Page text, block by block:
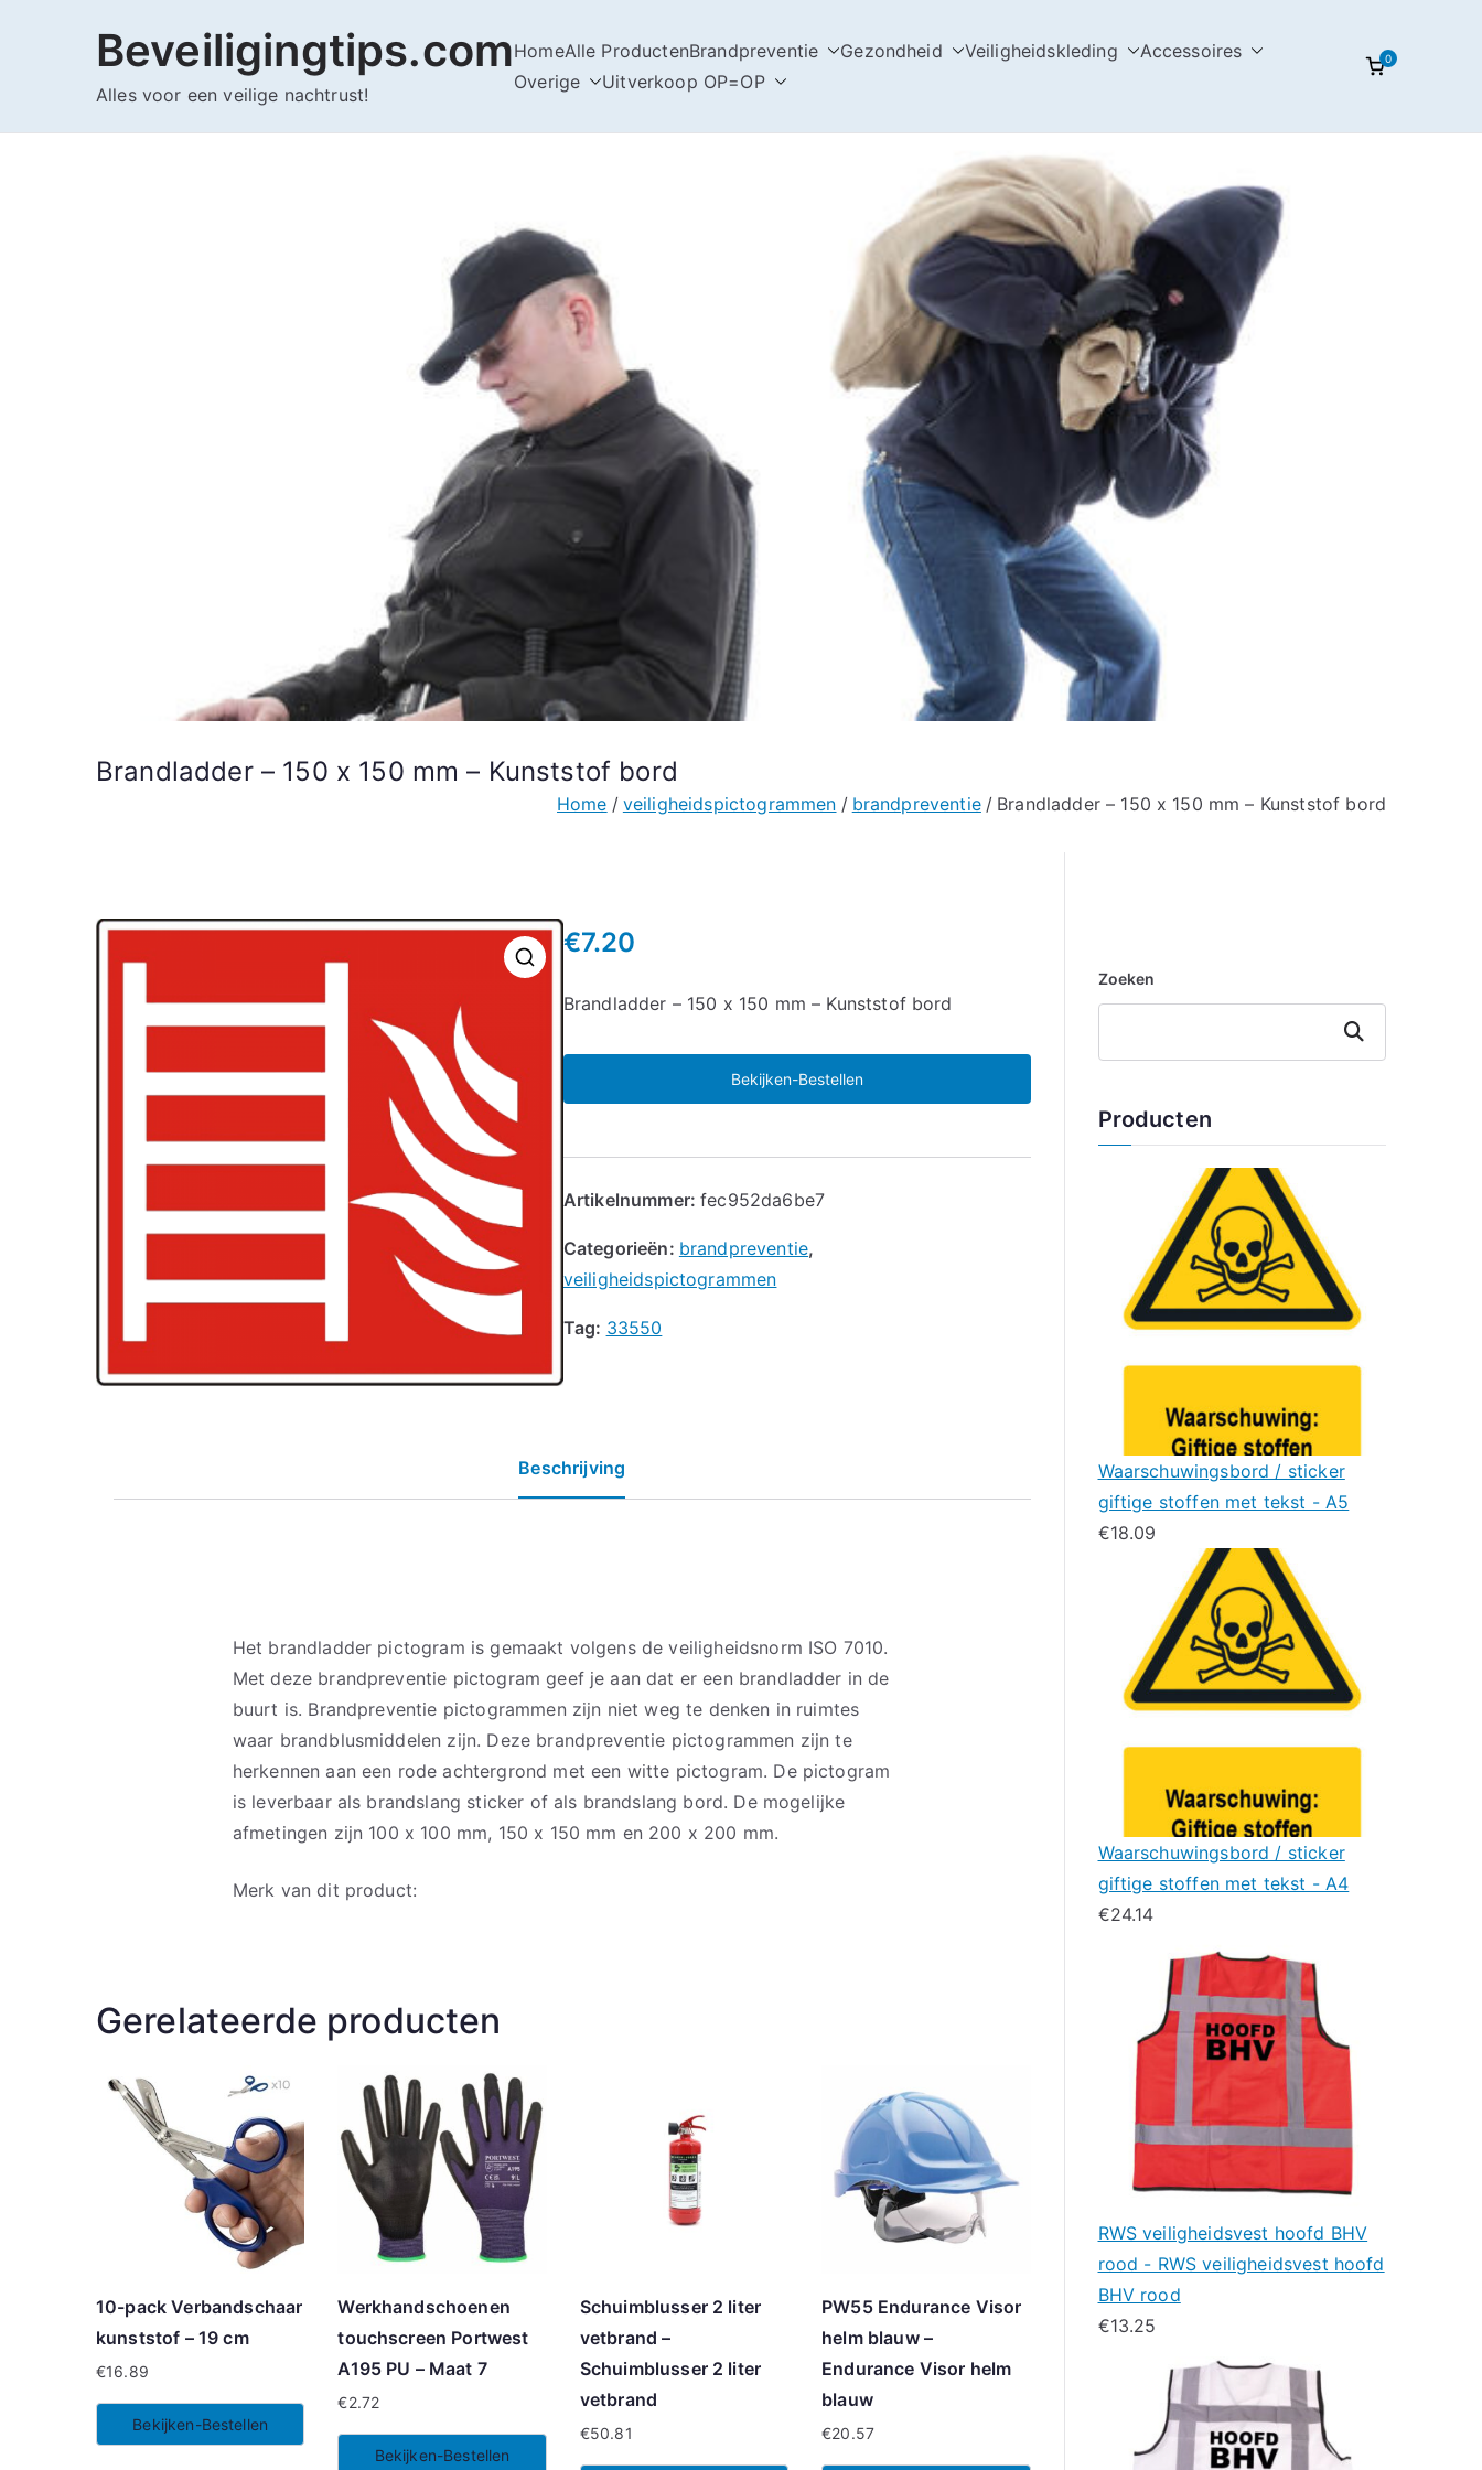
Beveiligingtips.com
Alles voor een veilige nachtrust!
HomeAlle ProductenBrandpreventie Gezondheid Veiligheidskleding
Accessoires
Overige
Uitverkoop OP=OP
0
Brandladder – 150 x 150 mm – Kunststof bord
Home veiligheidspictogrammen brandpreventie Brandladder – 150 x 150 mm – Kunststof bord
€7.20
Brandladder – 150 x 150 mm – Kunststof bord
Bekijken-Bestellen
Artikelnummer:fec952da6be7
Categorieën: brandpreventie,
veiligheidspictogrammen
Tag: 33550
Beschrijving
Het brandladder pictogram is gemaakt volgens de veiligheidsnorm ISO 7010.
Met deze brandpreventie pictogram geef je aan dat er een brandladder in de
buurt is. Brandpreventie pictogrammen zijn niet weg te denken in ruimtes
waar brandblusmiddelen zijn. Deze brandpreventie pictogrammen zijn te
herkennen aan een rode achtergrond met een witte pictogram. De pictogram
is leverbaar als brandslang sticker of als brandslang bord. De mogelijke
afmetingen zijn 100 x 100 mm, 150 x 150 mm en 200 x 200 mm.
Merk van dit product:
Gerelateerde producten
10-pack Verbandschaar
kunststof – 19 cm
€16.89
Bekijken-Bestellen
Werkhandschoenen
touchscreen Portwest
A195 PU – Maat 7
€2.72
Bekijken-Bestellen
Schuimblusser 2 liter
vetbrand –
Schuimblusser 2 liter
vetbrand
€50.81
PW55 Endurance Visor
helm blauw –
Endurance Visor helm
blauw
€20.57
Zoeken
Zoeken
Producten
Waarschuwingsbord / sticker
giftige stoffen met tekst - A5
€18.09
Waarschuwingsbord / sticker
giftige stoffen met tekst - A4
€24.14
RWS veiligheidsvest hoofd BHV
rood - RWS veiligheidsvest hoofd
BHV rood
€13.25